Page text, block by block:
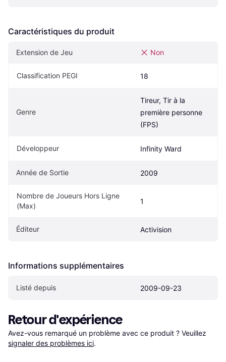
Caractéristiques du produit
Extension de Jeu Non
Classification PEGI 18
Genre
Tireur, Tir à la
première personne
(FPS)
Développeur Infinity Ward
Année de Sortie 2009
Nombre de Joueurs Hors Ligne
(Max)
1
Éditeur Activision
Informations supplémentaires
Listé depuis 2009-09-23
Retour d'expérience
Avez-vous remarqué un problème avec ce produit ? Veuillez
signaler des problèmes ici.